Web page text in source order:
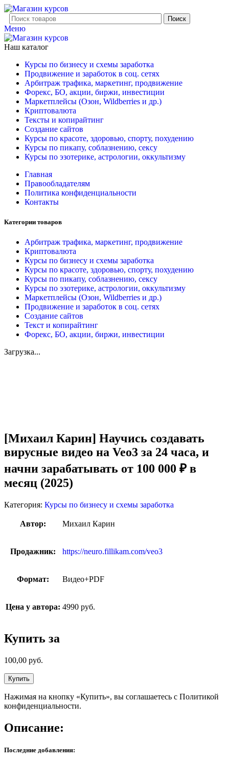
Поиск
Меню
Наш каталог
Курсы по бизнесу и схемы заработка
Продвижение и заработок в соц. сетях
Арбитраж трафика, маркетинг, продвижение
Форекс, БО, акции, биржи, инвестиции
Маркетплейсы (Озон, Wildberries и др.)
Криптовалюта
Тексты и копирайтинг
Создание сайтов
Курсы по красоте, здоровью, спорту, похудению
Курсы по пикапу, соблазнению, сексу
Курсы по эзотерике, астрологии, оккультизму
Главная
Правообладателям
Политика конфиденциальности
Контакты
Категории товаров
Арбитраж трафика, маркетинг, продвижение
Криптовалюта
Курсы по бизнесу и схемы заработка
Курсы по красоте, здоровью, спорту, похудению
Курсы по пикапу, соблазнению, сексу
Курсы по эзотерике, астрологии, оккультизму
Маркетплейсы (Озон, Wildberries и др.)
Продвижение и заработок в соц. сетях
Создание сайтов
Текст и копирайтинг
Форекс, БО, акции, биржи, инвестиции
Загрузка...
[Михаил Карин] Научись создавать
вирусные видео на Veo3 за 24 часа, и
начни зарабатывать от 100 000 ₽ в
месяц (2025)
Категория: Курсы по бизнесу и схемы заработка
Автор: Михаил Карин
Продажник: https://neuro.fillikam.com/veo3
Формат: Видео+PDF
Цена у автора: 4990 руб.
Купить за
100,00 руб.
Купить
Нажимая на кнопку «Купить», вы соглашаетесь с Политикой
конфиденциальности.
Описание:
Последние добавления: